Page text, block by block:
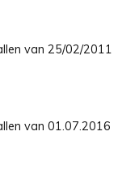
van 25/02/2011
van 01.07.2016